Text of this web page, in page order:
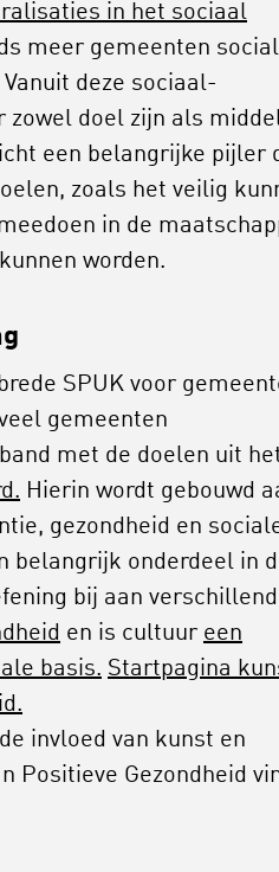
in het sociaal
meer gemeenten
deze sociaal-
zowel doel zijn als
een belangrijke pijler
zoals het veilig
in de
worden.
SPUK voor
gemeenten
met de doelen uit
Hierin wordt gebouwd
gezondheid en
belangrijk onderdeel in
bij aan
en is cultuur een
basis. Startpagina
invloed van kunst en
Positieve Gezondheid